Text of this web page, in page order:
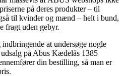
på deres produkter – til
til kvinder og mænd – helt i bund,
fragt uden gebyr.
at undersøge nogle
på Abus Kædelås 1385
din bestilling, så man er